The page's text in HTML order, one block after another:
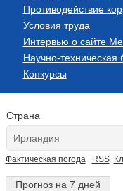
Противодействие
Условия труда
Интервью о сайте
Научно-техническая
Конкурсы
Страна
Фактическая погода RSS
Прогноз на 7 дней